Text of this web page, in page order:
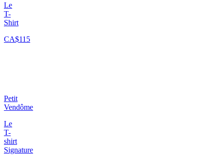
Le
T-
Shirt
CA$115
Petit
Vendôme
Le
T-
shirt
Signature